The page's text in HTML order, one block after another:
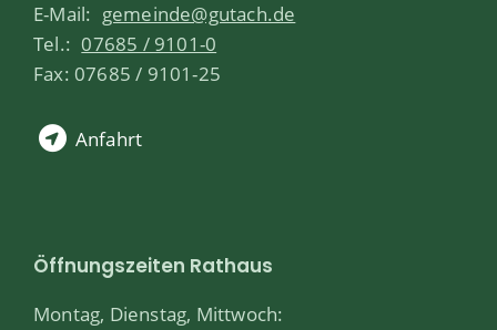
E-Mail: gemeinde@gutach.de
Tel.: 07685 / 9101-0
Fax: 07685 / 9101-25
Anfahrt
Öffnungszeiten Rathaus
Montag, Dienstag, Mittwoch: